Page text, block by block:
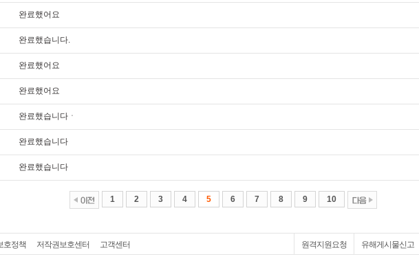
완료했어요
완료했습니다.
완료했어요
완료했어요
완료했습니다ㆍ
완료했습니다
완료했습니다
1 2 3 4 5 6 7 8 9 10
호정책 저작권보호센터 고객센터 원격지원요청 유해게시물신고